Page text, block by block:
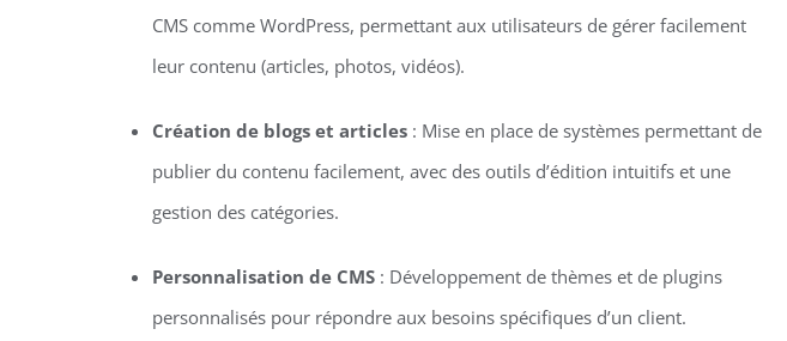
CMS comme WordPress, permettant aux utilisateurs de gérer facilement
leur contenu (articles, photos, vidéos).
Création de blogs et articles: Mise en place de systèmes permettant de
publier du contenu facilement, avec des outils d’édition intuitifs et une
gestion des catégories.
Personnalisation de CMS: Développement de thèmes et de plugins
personnalisés pour répondre aux besoins spécifiques d’un client.